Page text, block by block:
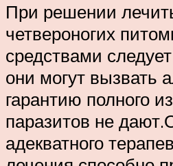
При решении
четвероногих
средствами
они могут вызвать
гарантию полного
паразитов не
адекватного